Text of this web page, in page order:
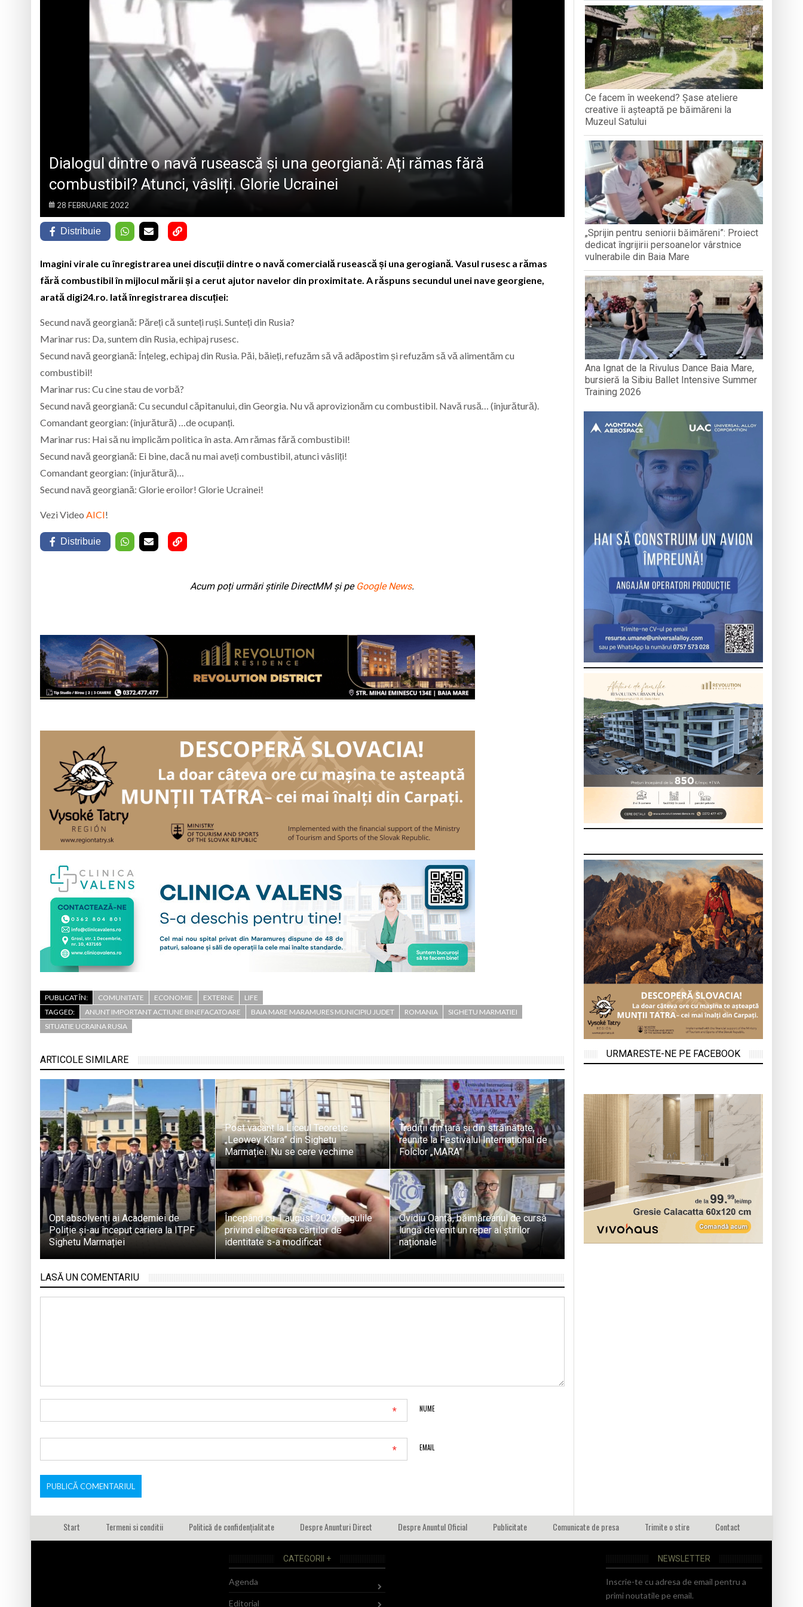
Vișeu de Sus: Expoziția „Maramureșul Tradițional în Miniaturi și Artă” poate fi vizitată până în 15 septembrie
Vima Mică găzduiește cea de-a VIII-a ediție a evenimentului „Fiii Satului – Zestrea Satului”
PS Iustin la hramul Mănăstirii Botiza: „Aici se păstrează cu sfințenie portul, graiul, tradiția și credința”
Opt ani de când marele artist Dumitru Fărcaș a trecut la cele veșnice
VULNERABILE DIN BAIA MARE
MARMAȚIEI
Dialogul dintre o navă rusească și una georgiană: Ați rămas fără
combustibil? Atunci, vâsliți. Glorie Ucrainei
28 FEBRUARIE 2022
Distribuie
Imagini virale cu înregistrarea unei discuții dintre o navă comercială rusească și una gerogiană. Vasul rusesc a rămas
fără combustibil în mijlocul mării și a cerut ajutor navelor din proximitate. A răspuns secundul unei nave georgiene,
arată digi24.ro. Iată înregistrarea discuției:
Secund navă georgiană: Păreți că sunteți ruși. Sunteți din Rusia?
Marinar rus: Da, suntem din Rusia, echipaj rusesc.
Secund navă georgiană: Înțeleg, echipaj din Rusia. Păi, băieți, refuzăm să vă adăpostim și refuzăm să vă alimentăm cu
combustibil!
Marinar rus: Cu cine stau de vorbă?
Secund navă georgiană: Cu secundul căpitanului, din Georgia. Nu vă aprovizionăm cu combustibil. Navă rusă… (înjurătură).
Comandant georgian: (înjurătură) …de ocupanți.
Marinar rus: Hai să nu implicăm politica în asta. Am rămas fără combustibil!
Secund navă georgiană: Ei bine, dacă nu mai aveți combustibil, atunci vâsliți!
Comandant georgian: (înjurătură)…
Secund navă georgiană: Glorie eroilor! Glorie Ucrainei!
Vezi Video AICI!
Distribuie
Acum poți urmări știrile DirectMM și pe Google News.
PUBLICAT ÎN: COMUNITATE ECONOMIE EXTERNE
LIFE
TAGGED:
ANUNT IMPORTANT ACTIUNE BINEFACATOARE BAIA MARE MARAMURES MUNICIPIU JUDET ROMANIA
SIGHETU MARMATIEI
SITUATIE UCRAINA RUSIA
ARTICOLE SIMILARE
Opt absolvenți ai Academiei de
Poliție și-au început cariera la ITPF
Sighetu Marmației
Post vacant la Liceul Teoretic
„Leowey Klara” din Sighetu
Marmației. Nu se cere vechime
Tradiții din țară și din străinătate,
reunite la Festivalul Internațional de
Folclor „MARA”
Începând cu 1 august 2026, regulile
privind eliberarea cărților de
identitate s-a modificat
Ovidiu Oanță, băimăreanul de cursă
lungă devenit un reper al știrilor
naționale
LASĂ UN COMENTARIU
NUME
*
EMAIL
*
Ce facem în weekend? Șase ateliere
creative îi așteaptă pe băimăreni la
Muzeul Satului
„Sprijin pentru seniorii băimăreni”: Proiect
dedicat îngrijirii persoanelor vârstnice
vulnerabile din Baia Mare
Ana Ignat de la Rivulus Dance Baia Mare,
bursieră la Sibiu Ballet Intensive Summer
Training 2026
URMARESTE-NE PE FACEBOOK
Start Termeni si conditii Politică de confidențialitate Despre Anunturi Direct Despre Anuntul Oficial Publicitate Comunicate de presa Trimite o stire Contact
CATEGORII +
Agenda
Editorial
NEWSLETTER
Inscrie-te cu adresa de email pentru a
primi noutatile pe email.